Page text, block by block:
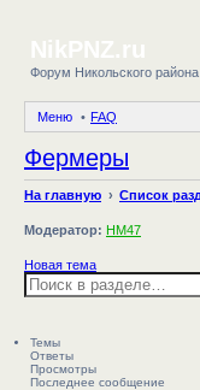
NikPNZ.ru
Форум Никольского
Меню FAQ
Фермеры
На главную Список
Модератор: HM47
Новая тема
Темы
Ответы
Просмотры
Последнее сообщение